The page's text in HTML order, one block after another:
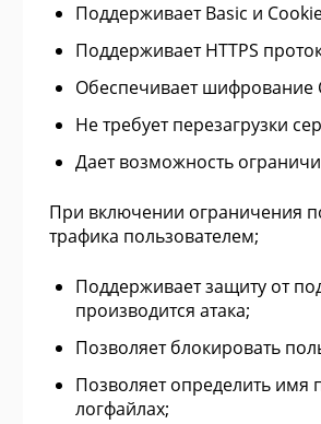
Поддерживает Basic и
Поддерживает HTTPS
Обеспечивает шифрование
Не требует перезагрузки
Дает возможность
При включении ограничения
трафика пользователем;
Поддерживает защиту от
производится атака;
Позволяет блокировать
Позволяет определить имя
логфайлах;